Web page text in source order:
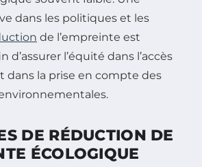
dans les politiques et les
de l’empreinte est
d’assurer l’équité dans l’accès
dans la prise en compte des
DE RÉDUCTION DE
ÉCOLOGIQUE